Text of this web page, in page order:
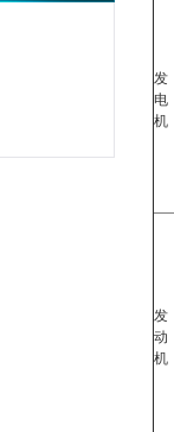
发
电
机
发
动
机